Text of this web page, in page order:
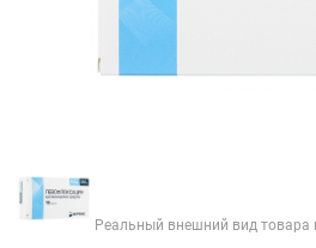
Реальный внешний вид товара